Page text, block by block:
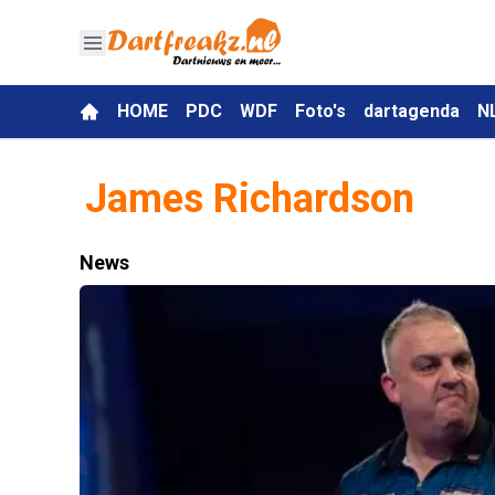
HOME PDC WDF Foto's dartagenda
James Richardson
News